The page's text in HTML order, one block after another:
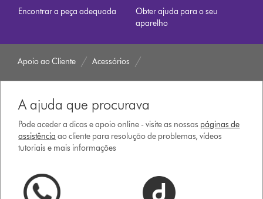
Encontrar a peça adequada
Obter ajuda para o seu
aparelho
Apoio ao Cliente Acessórios
A ajuda que procurava
Pode aceder a dicas e apoio online - visite as nossas páginas de
assistência ao cliente para resolução de problemas, vídeos
tutoriais e mais informações